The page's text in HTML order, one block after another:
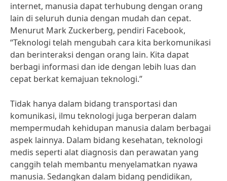
internet, manusia dapat terhubung dengan orang
lain di seluruh dunia dengan mudah dan cepat.
Menurut Mark Zuckerberg, pendiri Facebook,
“Teknologi telah mengubah cara kita berkomunikasi
dan berinteraksi dengan orang lain. Kita dapat
berbagi informasi dan ide dengan lebih luas dan
cepat berkat kemajuan teknologi.”
Tidak hanya dalam bidang transportasi dan
komunikasi, ilmu teknologi juga berperan dalam
mempermudah kehidupan manusia dalam berbagai
aspek lainnya. Dalam bidang kesehatan, teknologi
medis seperti alat diagnosis dan perawatan yang
canggih telah membantu menyelamatkan nyawa
manusia. Sedangkan dalam bidang pendidikan,